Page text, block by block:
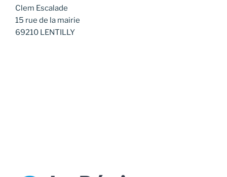
Clem Escalade
15 rue de la mairie
69210 LENTILLY